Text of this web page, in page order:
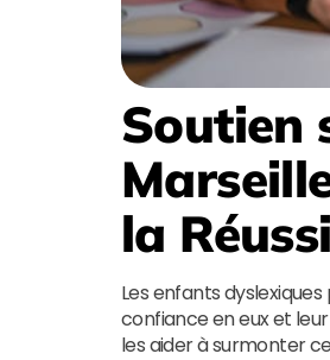
Soutien
la
Les enfants
confiance en eux et
les aider à surmonter